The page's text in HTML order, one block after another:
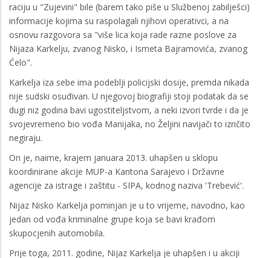
raciju u "Zujevini" bile (barem tako piše u Službenoj zabilješci)
informacije kojima su raspolagali njihovi operativci, a na
osnovu razgovora sa "više lica koja rade razne poslove za
Nijaza Karkelju, zvanog Nisko, i Ismeta Bajramovića, zvanog
Ćelo".
Karkelja iza sebe ima podeblji policijski dosije, premda nikada
nije sudski osuđivan. U njegovoj biografiji stoji podatak da se
dugi niz godina bavi ugostiteljstvom, a neki izvori tvrde i da je
svojevremeno bio vođa Manijaka, no Željini navijači to izričito
negiraju.
On je, naime, krajem januara 2013. uhapšen u sklopu
koordinirane akcije MUP-a Kantona Sarajevo i Državne
agencije za istrage i zaštitu - SIPA, kodnog naziva 'Trebević'.
Nijaz Nisko Karkelja pominjan je u to vrijeme, navodno, kao
jedan od vođa kriminalne grupe koja se bavi krađom
skupocjenih automobila.
Prije toga, 2011. godine, Nijaz Karkelja je uhapšen i u akciji